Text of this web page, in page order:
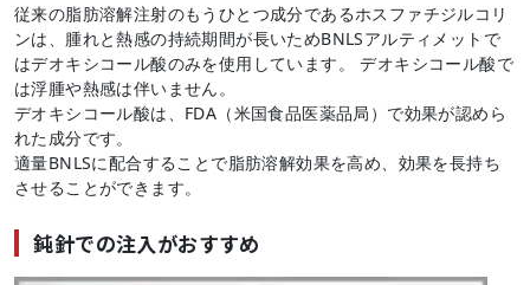
従来の脂肪溶解注射のもうひとつ成分であるホスファチジルコリ
ンは、腫れと熱感の持続期間が長いためBNLSアルティメットで
はデオキシコール酸のみを使用しています。 デオキシコール酸で
は浮腫や熱感は伴いません。
デオキシコール酸は、FDA（米国食品医薬品局）で効果が認めら
れた成分です。
適量BNLSに配合することで脂肪溶解効果を高め、効果を長持ち
させることができます。
鈍針での注入がおすすめ